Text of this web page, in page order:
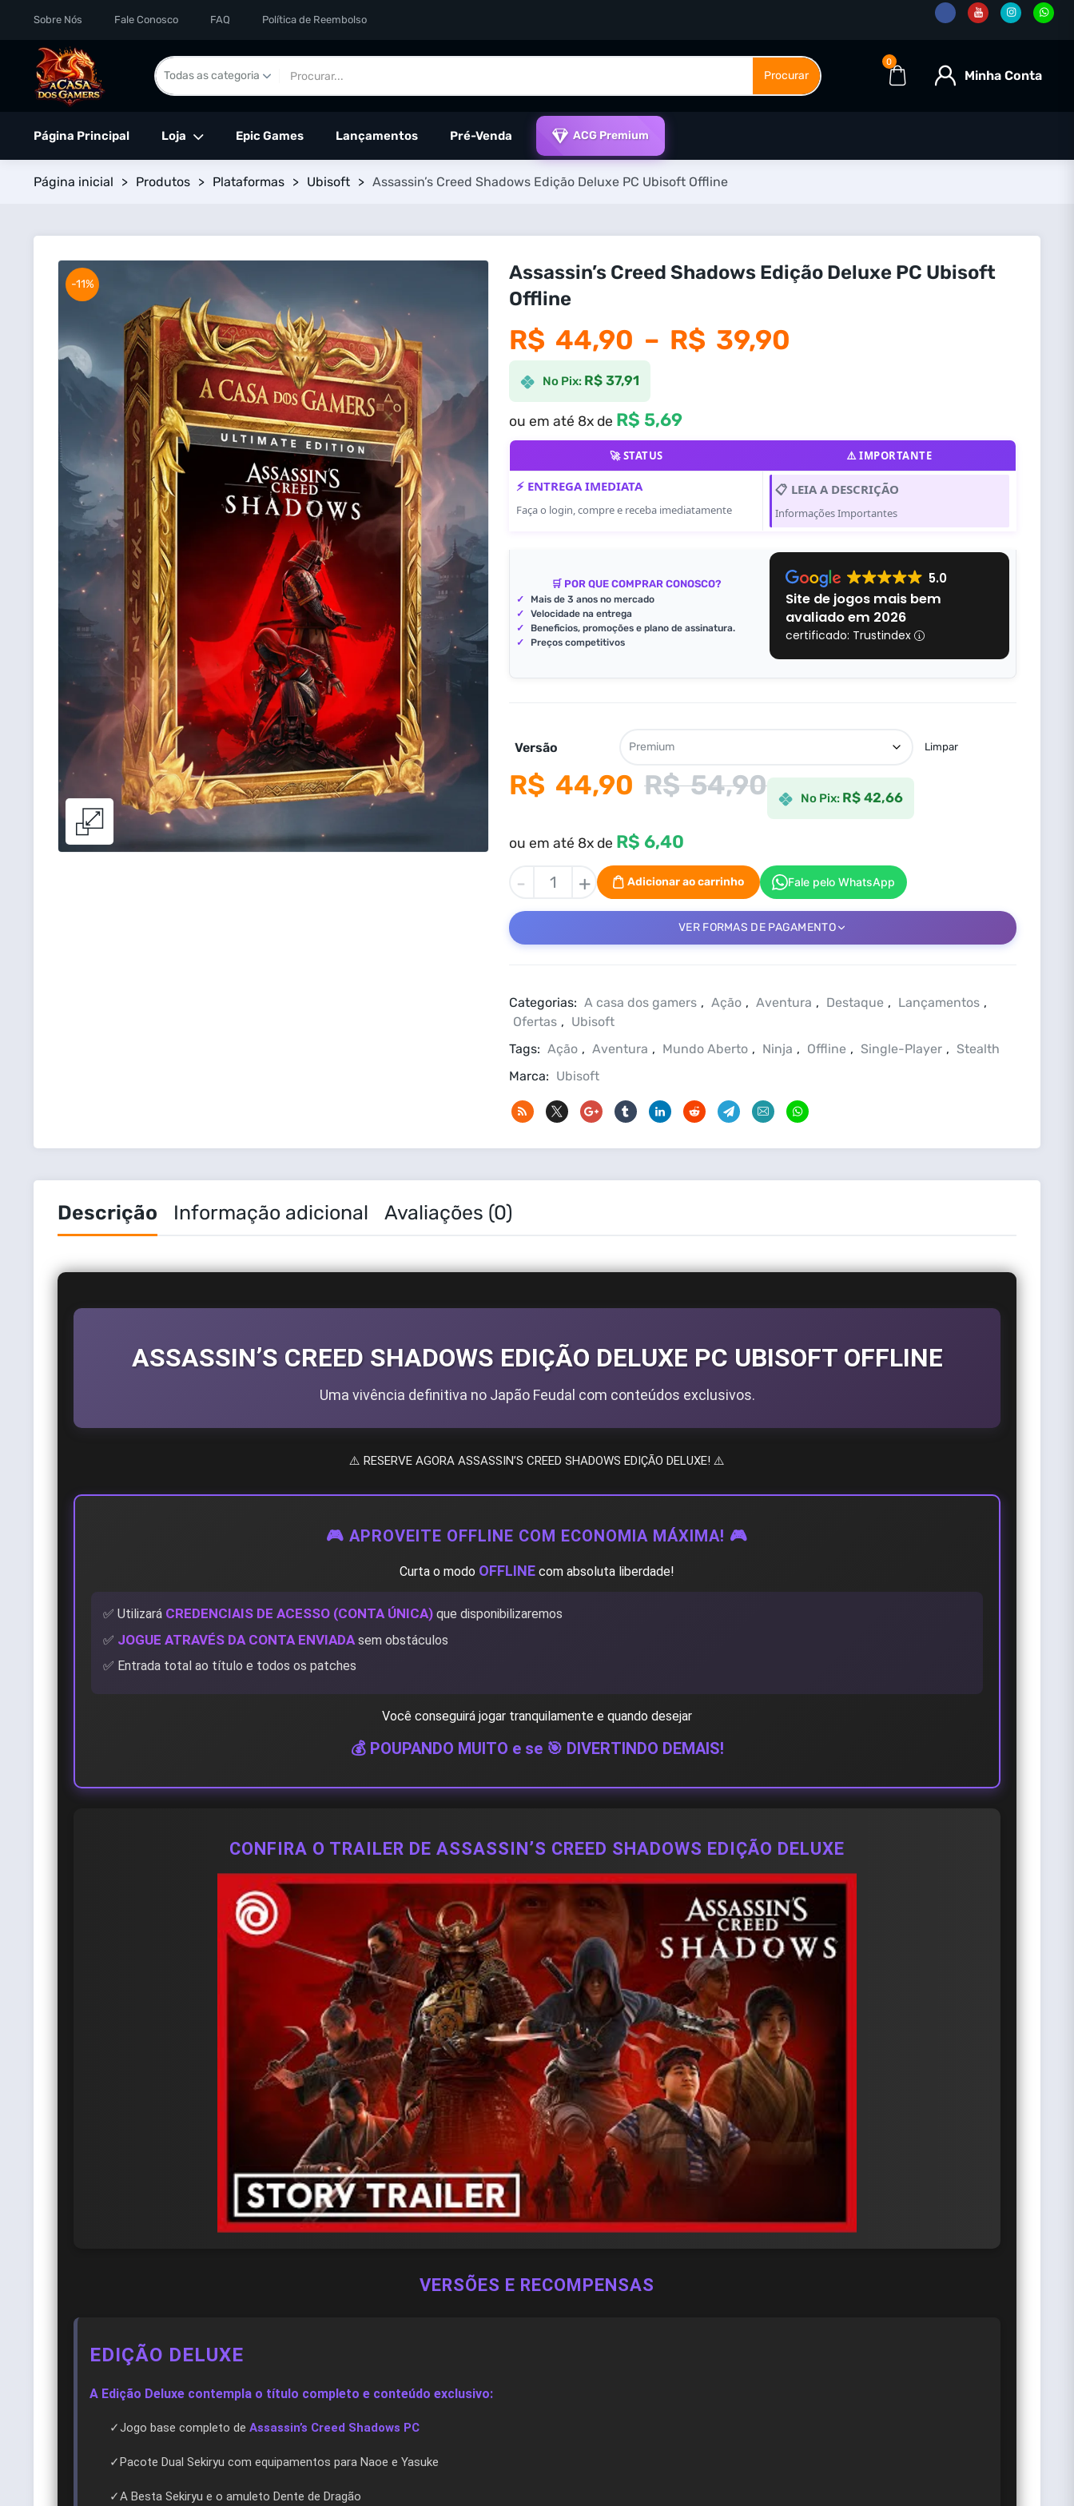
Sobre Nós Fale Conosco FAQ Política de Reembolso
Procurar Minha Conta
0
Página Principal Loja Epic Games Lançamentos Pré-Venda ACG Premium
Página inicial > Produtos > Plataformas > Ubisoft > Assassin’s Creed Shadows Edição Deluxe PC Ubisoft Offline
-11%
Assassin’s Creed Shadows Edição Deluxe PC Ubisoft
Offline
R$ 39,90
–
R$ 44,90
No Pix: R$ 37,91
ou em até 8x de R$ 5,69
🚀 STATUS ⚠️ IMPORTANTE
⚡ ENTREGA IMEDIATA
Faça o login, compre e receba imediatamente
📋 LEIA A DESCRIÇÃO
Informações Importantes
🛒 POR QUE COMPRAR CONOSCO?
✓
Mais de 3 anos no mercado
✓
Velocidade na entrega
✓
Beneficios, promoções e plano de assinatura.
✓
Preços competitivos
5.0
Site de jogos mais bem
avaliado em 2026
certificado: Trustindex
Versão Limpar
R$54,90
R$ 44,90 No Pix: R$ 42,66
ou em até 8x de R$ 6,40
-
Assassin’s
Creed
Shadows
Deluxe
Offline
quantidade
+ Adicionar ao carrinho Fale pelo WhatsApp
VER FORMAS DE PAGAMENTO
Categorias: A casa dos gamers , Ação , Aventura , Destaque , Lançamentos ,
Ofertas , Ubisoft
Tags: Ação , Aventura , Mundo Aberto , Ninja , Offline , Single-Player , Stealth
Marca: Ubisoft
Descrição Informação adicional Avaliações (0)
ASSASSIN’S CREED SHADOWS EDIÇÃO DELUXE PC UBISOFT OFFLINE
Uma vivência definitiva no Japão Feudal com conteúdos exclusivos.
⚠️ RESERVE AGORA ASSASSIN’S CREED SHADOWS EDIÇÃO DELUXE! ⚠️
🎮 APROVEITE OFFLINE COM ECONOMIA MÁXIMA! 🎮
Curta o modo OFFLINE com absoluta liberdade!
✅ Utilizará CREDENCIAIS DE ACESSO (CONTA ÚNICA) que disponibilizaremos
✅ JOGUE ATRAVÉS DA CONTA ENVIADAsem obstáculos
✅ Entrada total ao título e todos os patches
Você conseguirá jogar tranquilamente e quando desejar
💰 POUPANDO MUITO e se 🎯 DIVERTINDO DEMAIS!
CONFIRA O TRAILER DE ASSASSIN’S CREED SHADOWS EDIÇÃO DELUXE
VERSÕES E RECOMPENSAS
EDIÇÃO DELUXE
A Edição Deluxe contempla o título completo e conteúdo exclusivo:
✓Jogo base completo de Assassin’s Creed Shadows PC
✓Pacote Dual Sekiryu com equipamentos para Naoe e Yasuke
✓A Besta Sekiryu e o amuleto Dente de Dragão